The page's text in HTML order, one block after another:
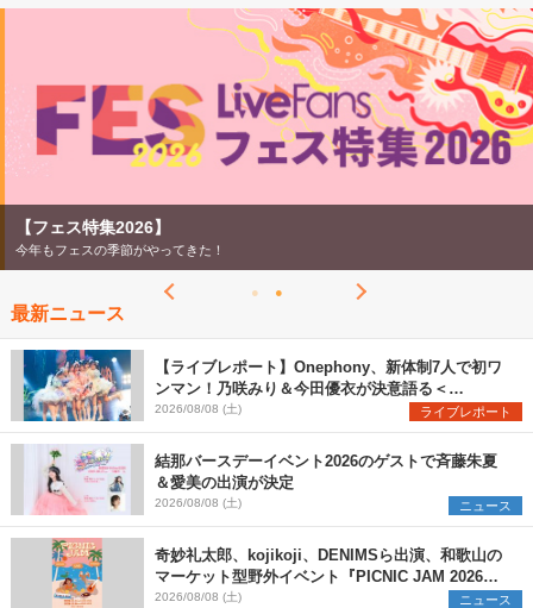
2026
【ライブ動員ランキング】2026年上半期編発表！
【フェス特集2026】
今年もフェスの季節がやってきた！
最新ニュース
【ライブレポート】Onephony、新体制7人で初ワ
ンマン！乃咲みり＆今田優衣が決意語る＜
Onephony新体制1st Oneman Live はじまりの夏
＞
2026/08/08 (土) ライブレポート
結那バースデーイベント2026のゲストで斉藤朱夏
＆愛美の出演が決定
2026/08/08 (土) ニュース
奇妙礼太郎、kojikoji、DENIMSら出演、和歌山の
マーケット型野外イベント『PICNIC JAM 2026』
早割チケット発売開始
2026/08/08 (土) ニュース